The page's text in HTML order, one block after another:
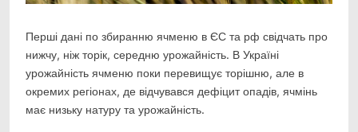
Перші дані по збиранню ячменю в ЄС та рф свідчать про
нижчу, ніж торік, середню урожайність. В Україні
урожайність ячменю поки перевищує торішню, але в
окремих регіонах, де відчувався дефіцит опадів, ячмінь
має низьку натуру та урожайність.